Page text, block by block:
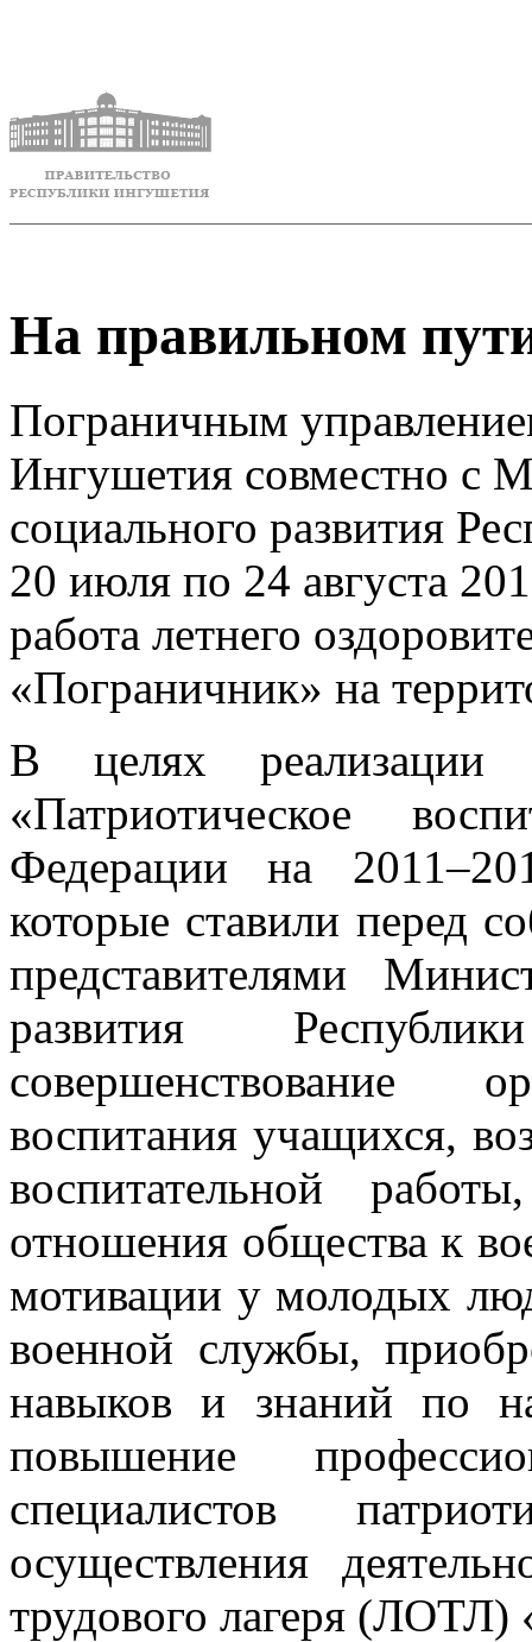
На правильном
Пограничным
Ингушетия совместно с
социального развития
20 июля по 24 августа
работа летнего
«Пограничник» на
В целях реализации
«Патриотическое
Федерации на
которые ставили перед
представителями
развития
совершенствование
воспитания учащихся,
воспитательной
отношения общества к
мотивации у молодых
военной службы,
навыков и знаний по
повышение
специалистов
осуществления
трудового лагеря (ЛОТЛ)